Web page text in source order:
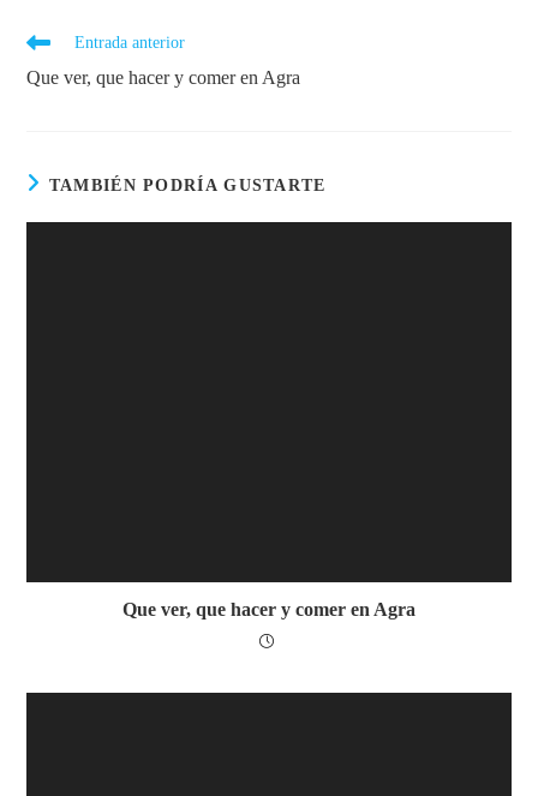
Entrada anterior
Que ver, que hacer y comer en Agra
TAMBIÉN PODRÍA GUSTARTE
Que ver, que hacer y comer en Agra